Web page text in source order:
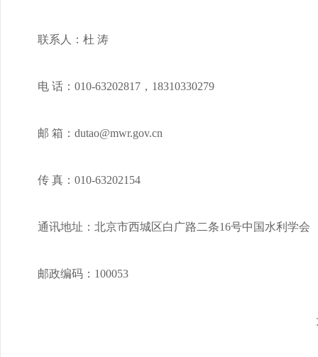
联系人：杜 涛
电 话：010-63202817，18310330279
邮 箱：dutao@mwr.gov.cn
传 真：010-63202154
通讯地址：北京市西城区白广路二条16号中国水利学会
邮政编码：100053
大